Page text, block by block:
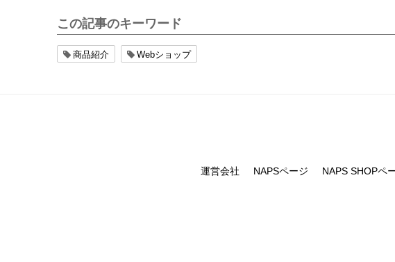
この記事のキーワード
商品紹介 Webショップ
運営会社 NAPSページ NAPS SHOPペ